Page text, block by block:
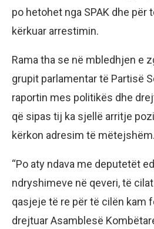
po hetohet nga SPAK dhe për
kërkuar arrestimin.
Rama tha se në mbledhjen e
grupit parlamentar të Partisë
raportin mes politikës dhe
që sipas tij ka sjellë arritje
kërkon adresim të mëtejshëm.
“Po aty ndava me deputetët
ndryshimeve në qeveri, të
qasjeje të re për të cilën kam
drejtuar Asamblesë